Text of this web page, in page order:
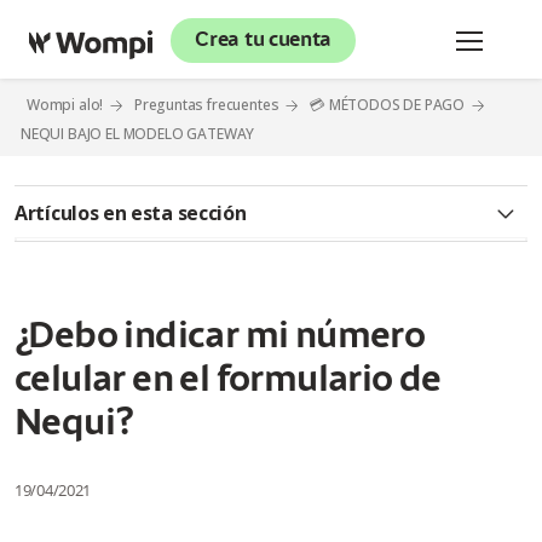
Crea tu cuenta
Wompi alo! Preguntas frecuentes
💳 MÉTODOS DE PAGO
NEQUI BAJO EL MODELO GATEWAY
Artículos en esta sección
¿Debo indicar mi número celular en el formulario de Nequi?
¿Cuántos días se tarda la activación del medio de pago Nequi
en la Plataforma de Wompi?
pagos de Nequi?
¿Debo indicar mi número
celular en el formulario de
Nequi?
19/04/2021